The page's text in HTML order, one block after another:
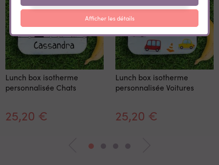
Lunch box isotherme
personnalisée Chats
25,20 €
Lunch box isotherme
personnalisée Voitures
25,20 €
Afficher les détails